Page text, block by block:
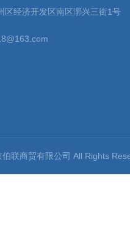
区经济开发区南区漷兴三街1号
伯联商贸有限公司 All Rights